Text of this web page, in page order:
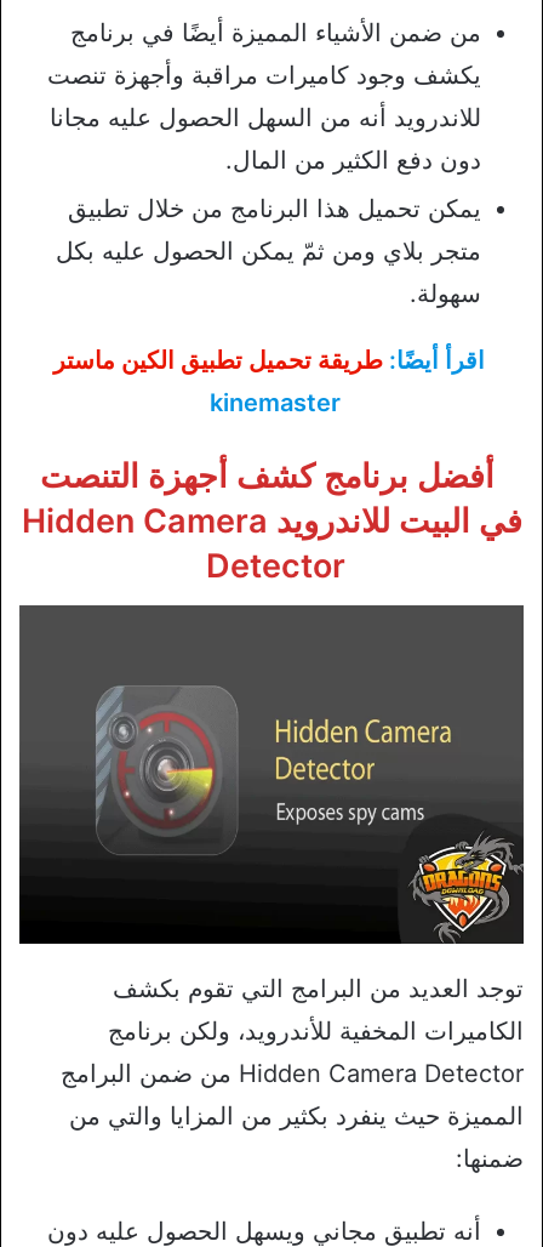
من ضمن الأشياء المميزة أيضًا في برنامج
يكشف وجود كاميرات مراقبة وأجهزة تنصت
للاندرويد أنه من السهل الحصول عليه مجانا
دون دفع الكثير من المال.
يمكن تحميل هذا البرنامج من خلال تطبيق
متجر بلاي ومن ثمّ يمكن الحصول عليه بكل
سهولة.
اقرأ أيضًا:طريقة تحميل تطبيق الكين ماستر
kinemaster
أفضل برنامج كشف أجهزة التنصت
في البيت للاندرويد Hidden Camera
Detector
توجد العديد من البرامج التي تقوم بكشف
الكاميرات المخفية للأندرويد، ولكن برنامج
Hidden Camera Detector من ضمن البرامج
المميزة حيث ينفرد بكثير من المزايا والتي من
ضمنها:
أنه تطبيق مجاني ويسهل الحصول عليه دون